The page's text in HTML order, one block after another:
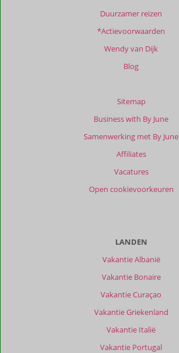
Duurzamer reizen
*Actievoorwaarden
Wendy van Dijk
Blog
Sitemap
Business with By June
Samenwerking met By June
Affiliates
Vacatures
Open cookievoorkeuren
LANDEN
Vakantie Albanië
Vakantie Bonaire
Vakantie Curaçao
Vakantie Griekenland
Vakantie Italië
Vakantie Portugal